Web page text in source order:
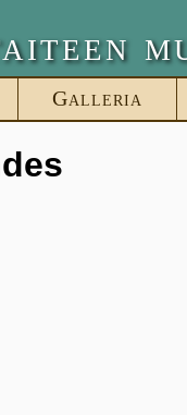
Galleria